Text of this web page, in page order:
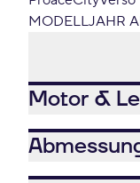
MODELLJAHR
Motor &